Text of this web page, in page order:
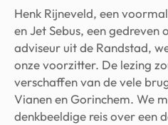
Henk Rijneveld, een
en Jet Sebus, een
adviseur uit de Randstad,
onze voorzitter. De lezing
verschaffen van de vele
Vianen en Gorinchem. We
denkbeeldige reis over een